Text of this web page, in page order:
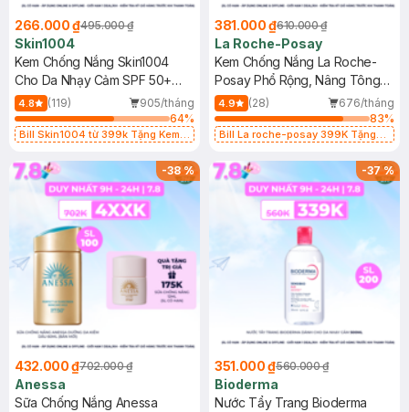
266.000 ₫495.000 ₫
Skin1004
Kem Chống Nắng Skin1004
Cho Da Nhạy Cảm SPF 50+
50ml
4.8 (119)
905/tháng
64%
Bill Skin1004 từ 399k Tặng Kem
SPF 50+ 20ml (SL Có Hạn)
381.000 ₫610.000 ₫
La Roche-Posay
Kem Chống Nắng La Roche-
Posay Phổ Rộng, Nâng Tông
Kiềm Dầu 50ml
4.9 (28)
676/tháng
83%
Bill La roche-posay 399K Tặng
(SL có hạn)
-38%
432.000 ₫702.000 ₫
Anessa
Sữa Chống Nắng Anessa
-37%
351.000 ₫560.000 ₫
Bioderma
Nước Tẩy Trang Bioderma